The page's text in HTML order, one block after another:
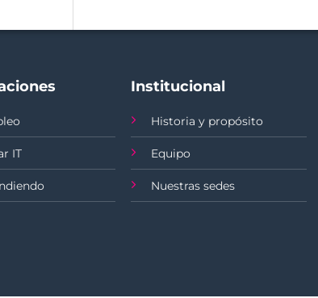
IT
Institucional
Historia y propósito
Equipo
Nuestras sedes